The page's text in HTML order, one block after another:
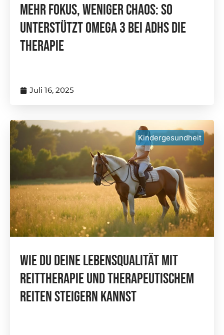
Mehr Fokus, Weniger Chaos: So
Unterstützt Omega 3 Bei ADHS Die
Therapie
Juli 16, 2025
Kindergesundheit
Wie Du Deine Lebensqualität Mit
Reittherapie Und Therapeutischem
Reiten Steigern Kannst